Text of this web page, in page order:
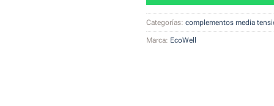
Categorías: complementos media
Marca: EcoWell